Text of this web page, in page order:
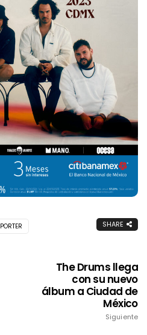
PORTER SHARE
The Drums llega
con su nuevo
álbum a Ciudad de
México
Siguiente